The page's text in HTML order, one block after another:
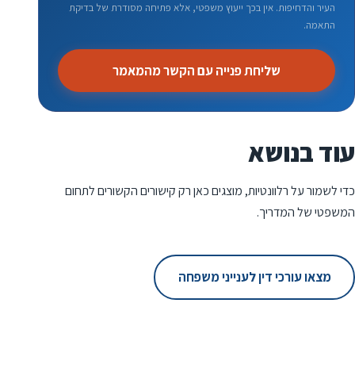
העיר והדחיפות. אין בכך ייעוץ משפטי, אלא פתיחה מסודרת של בדיקת
התאמה.
שליחת פנייה עם הקשר מהמאמר
עוד בנושא
כדי לשמור על רלוונטיות, מוצגים כאן רק קישורים הקשורים לתחום
המשפטי של המדריך.
מצאו עורכי דין לענייני משפחה